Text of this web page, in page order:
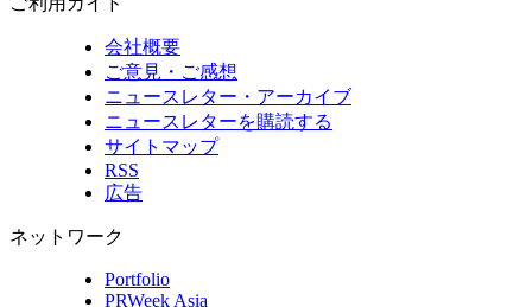
会社概要
ご意見・ご感想
ニュースレター・アーカイブ
ニュースレターを購読する
サイトマップ
RSS
広告
ネットワーク
Portfolio
PRWeek Asia